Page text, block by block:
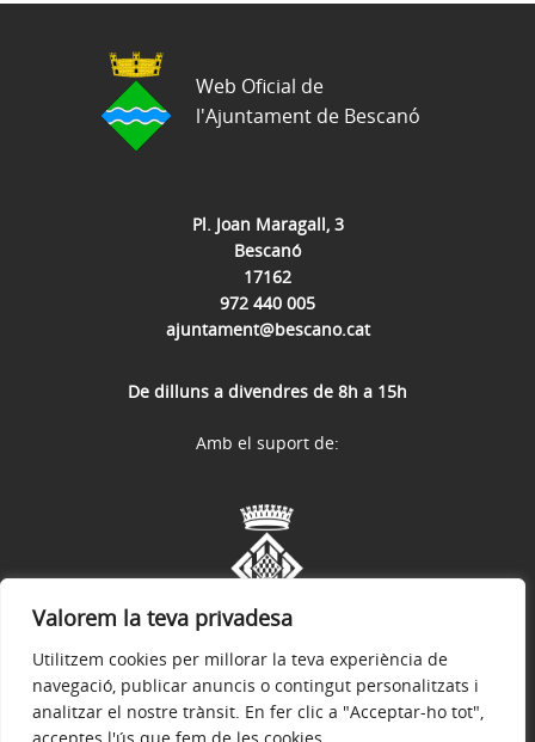
Valorem la teva privadesa
Utilitzem cookies per millorar la teva experiència de
navegació, publicar anuncis o contingut personalitzats i
analitzar el nostre trànsit. En fer clic a "Acceptar-ho tot",
Pl. Joan Maragall, 3
Bescanó
17162
972 440 005
ajuntament@bescano.cat
De dilluns a divendres de 8h a 15h
Web Oficial de
l'Ajuntament de Bescanó
Amb el suport de: